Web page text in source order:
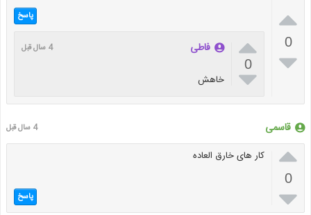

0

پاسخ

0

فاطی 4 سال قبل
خاهش
قاسمی 4 سال قبل

0

کار های خارق العاده
پاسخ